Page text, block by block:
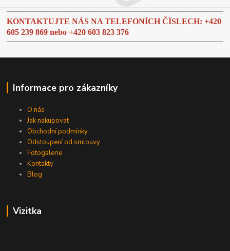
KONTAKTUJTE NÁS NA TELEFONÍCH ČÍSLECH: +420
605 239 869 nebo+420 603 823 376
Informace pro zákazníky
O nás
Jak nakupovat
Obchodní podmínky
Odstoupení od smlouvy
Fotogalerie
Kontakty
Blog
Vizitka